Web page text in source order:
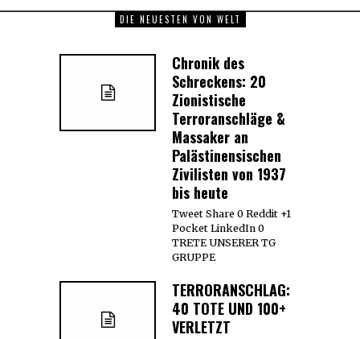
DIE NEUESTEN VON WELT
Chronik des
Schreckens: 20
Zionistische
Terroranschläge &
Massaker an
Palästinensischen
Zivilisten von 1937
bis heute
Tweet Share 0 Reddit +1
Pocket LinkedIn 0
TRETE UNSERER TG
GRUPPE
TERRORANSCHLAG:
40 TOTE UND 100+
VERLETZT